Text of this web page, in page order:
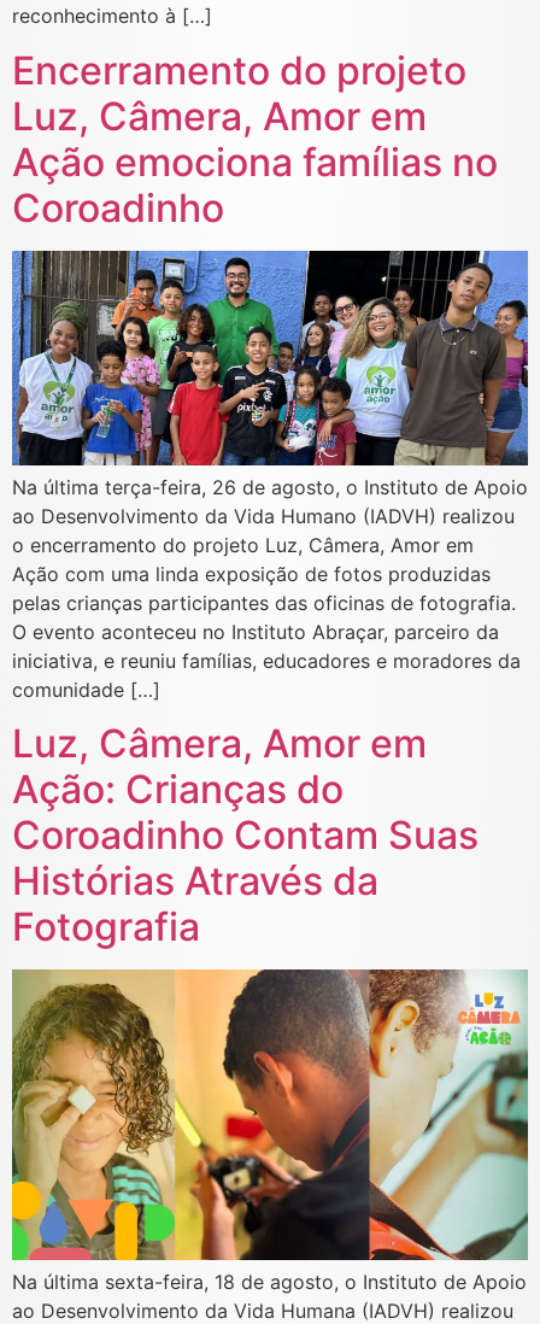
reconhecimento à […]
Encerramento do projeto
Luz, Câmera, Amor em
Ação emociona famílias no
Coroadinho
Na última terça-feira, 26 de agosto, o Instituto de Apoio
ao Desenvolvimento da Vida Humano (IADVH) realizou
o encerramento do projeto Luz, Câmera, Amor em
Ação com uma linda exposição de fotos produzidas
pelas crianças participantes das oficinas de fotografia.
O evento aconteceu no Instituto Abraçar, parceiro da
iniciativa, e reuniu famílias, educadores e moradores da
comunidade […]
Luz, Câmera, Amor em
Ação: Crianças do
Coroadinho Contam Suas
Histórias Através da
Fotografia
Na última sexta-feira, 18 de agosto, o Instituto de Apoio
ao Desenvolvimento da Vida Humana (IADVH) realizou